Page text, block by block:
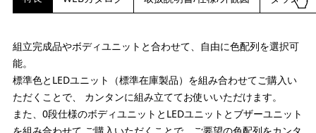
組立完成品やボディユニットと合わせて、自由に色配列を選択可
能。
標準色とLEDユニット（標準在庫製品）を組み合わせてご購入い
ただくことで、 カンタンに組み立ててお使いいただけます。
また、0段仕様のボディユニットとLEDユニットとブザーユニット